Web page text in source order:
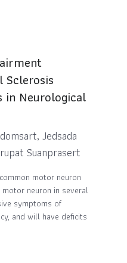
in Neurological
Jedsada
Suanprasert
motor neuron
neuron in several
symptoms of
and will have deficits